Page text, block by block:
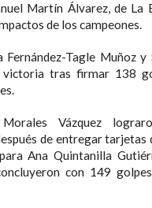
Martín Álvarez, de La
de los campeones.
Tagle Muñoz y
victoria tras firmar 138
Vázquez
de entregar tarjetas
Ana Quintanilla
con 149